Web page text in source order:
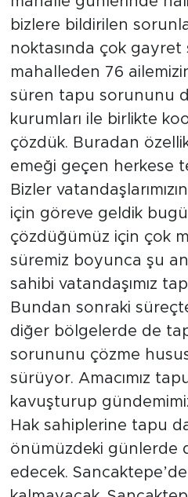
bizlere bildirilen
noktasında çok
mahalleden 76
süren tapu sorununu
kurumları ile birlikte
çözdük. Buradan
emeği geçen herkese
Bizler
için göreve geldik
çözdüğümüz için çok
süremiz boyunca şu
sahibi vatandaşımız
Bundan sonraki
diğer bölgelerde de
sorununu çözme
sürüyor. Amacımız
kavuşturup
Hak sahiplerine tapu
önümüzdeki günlerde
edecek.